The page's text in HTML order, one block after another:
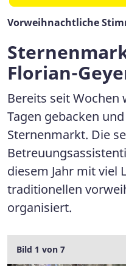
Vorweihnachtliche
Florian-
Bereits seit
Tagen gebacken
Sternenmarkt. Die
diesem Jahr mit viel
traditionellen
organisiert.
Galerie
Bild 1 von 7